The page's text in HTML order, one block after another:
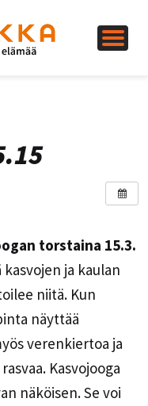
torstaina 15.3.
ja kaulan
niitä. Kun
näyttää
verenkiertoa ja
Kasvojooga
näköisen. Se voi